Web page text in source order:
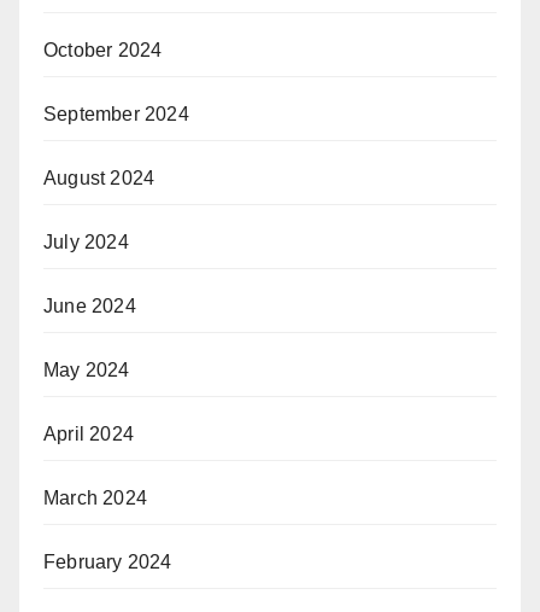
October 2024
September 2024
August 2024
July 2024
June 2024
May 2024
April 2024
March 2024
February 2024